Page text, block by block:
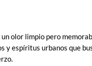
olor limpio pero
y espíritus urbanos que